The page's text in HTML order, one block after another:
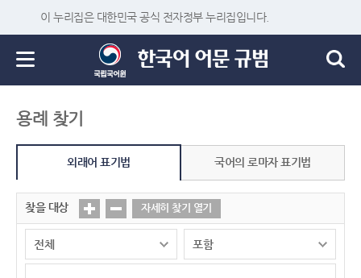
이 누리집은 대한민국 공식 전자정부 누리집입니다.
용례 찾기
외래어 표기법 국어의 로마자 표기법
찾을 대상 자세히 찾기 열기